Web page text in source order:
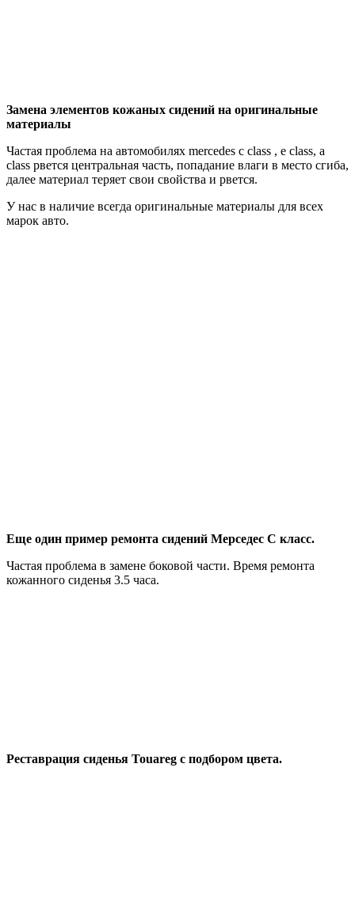
Замена элементов кожаных сидений на оригинальные
материалы
Частая проблема на автомобилях mercedes c class , e class, a
class рвется центральная часть, попадание влаги в место сгиба,
далее материал теряет свои свойства и рвется.
У нас в наличие всегда оригинальные материалы для всех
марок авто.
Еще один пример ремонта сидений Мерседес С класс.
Частая проблема в замене боковой части. Время ремонта
кожанного сиденья 3.5 часа.
Реставрация сиденья Touareg с подбором цвета.